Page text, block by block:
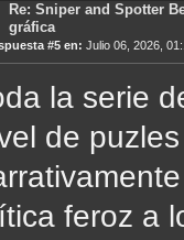
Re: Sniper and Spotter
gráfica
#5 en: Julio 06, 2026,
la serie
de
feroz a